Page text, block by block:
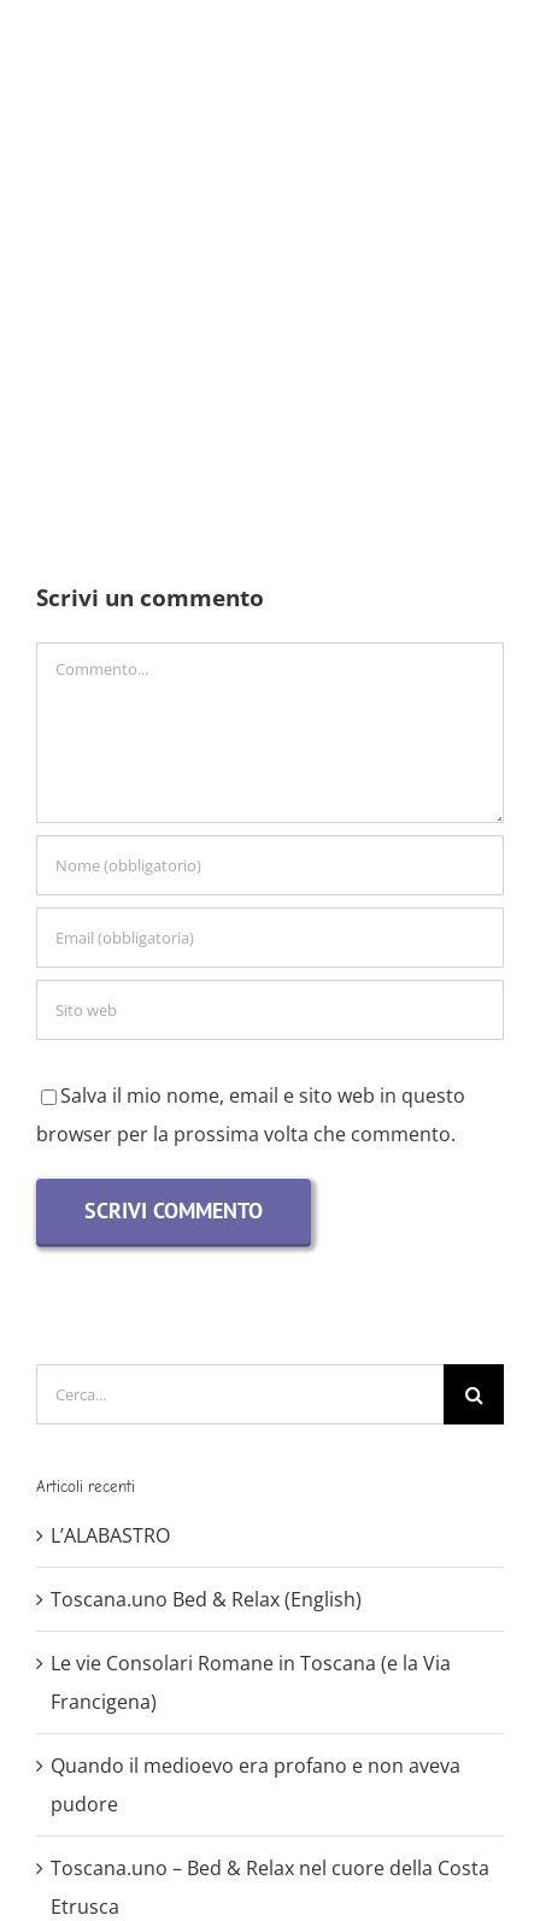
Scrivi un commento
Commento
Salva il mio nome, email e sito web in questo
browser per la prossima volta che commento.
per:
Articoli recenti
L’ALABASTRO
Toscana.uno Bed & Relax (English)
Le vie Consolari Romane in Toscana (e la Via
Francigena)
Quando il medioevo era profano e non aveva
pudore
Toscana.uno – Bed & Relax nel cuore della Costa
Etrusca